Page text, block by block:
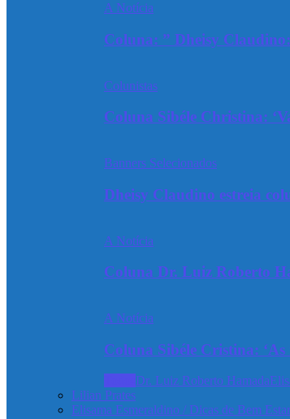
A Notícia
Coluna: ” Dheisy
Colunistas
Coluna Sibéle Christina:
Banners Selecionados
Dheisy Claudino estreia
A Notícia
Coluna Dr. Luiz Roberto
A Notícia
Coluna Sibéle Cristina: ‘As
Dr. Luiz Roberto Hamada
Lilian Prates
Elisama Esmeraldino / Dicas de Bem Estar